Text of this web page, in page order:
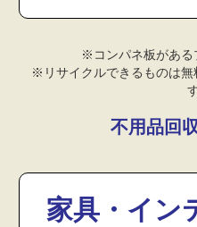
※コンパネ板がある
※リサイクルできるものは無
不用品回
家具・イン